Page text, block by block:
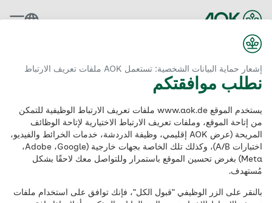
إشعار حماية البيانات الشخصية: تستعمل AOK ملفات تعريف الارتباط
نطلب موافقتكم
يستخدم الموقع www.aok.de ملفات تعريف الارتباط الوظيفية للتمكن
من إتاحة الموقع، وملفات تعريف الارتباط الاختيارية لإتاحة الوظائف
المريحة (عرض AOK إقليمي، وظيفة الدردشة، خدمات الخرائط والفيديو،
اختبارات A/B)، وكذلك تلك الخاصة بجهات خارجية (Google‏، Adobe‏،
Meta) بغرض تحسين الموقع باستمرار وللتواصل معك لاحقًا بشكل
مُستهدف.
بالنقر على الزر الوظيفي "قبول الكل"، فإنك توافق على استخدام ملفات
عودة إلى الصفحة الرئيسية
My details
Address form